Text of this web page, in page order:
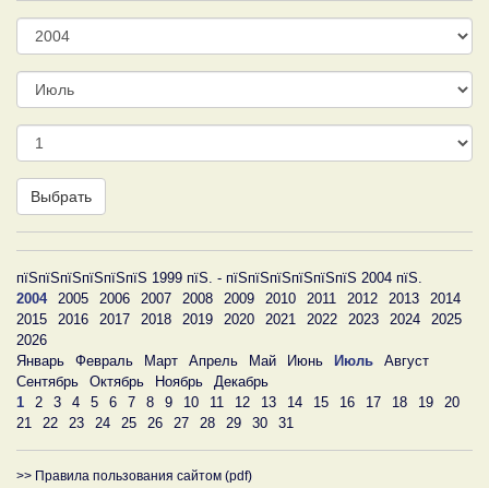
Год
Месяц
День
Выбрать
пїЅпїЅпїЅпїЅпїЅпїЅ 1999 пїЅ. - пїЅпїЅпїЅпїЅпїЅпїЅ 2004 пїЅ.
2004
2005 2006 2007 2008 2009 2010 2011 2012 2013
2014
2015
2016 2017 2018 2019 2020 2021 2022 2023 2024
2025
2026
Январь
Февраль Март Апрель Май Июнь Июль
Август
Сентябрь
Октябрь Ноябрь
Декабрь
1
2 3 4 5 6 7 8 9 10 11 12 13 14 15 16 17 18 19
20
21
22 23 24 25 26 27 28 29 30 31
>> Правила пользования сайтом (pdf)